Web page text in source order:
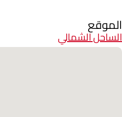
الموقع
الساحل الشمالي